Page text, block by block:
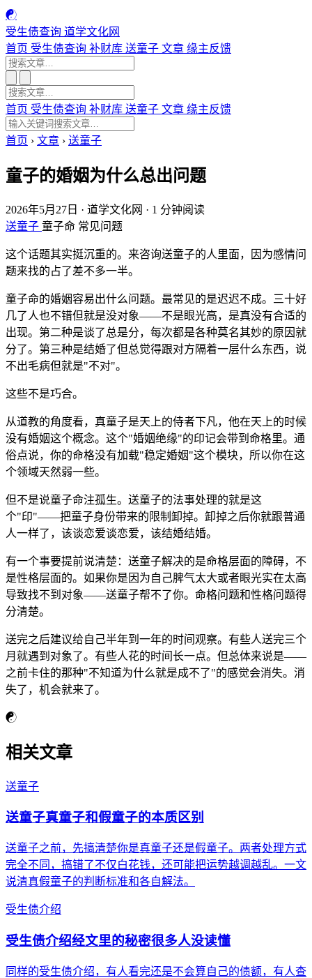
☯
受生债查询 道学文化网
首页 受生债查询 补财库 送童子 文章 缘主反馈
首页 受生债查询 补财库 送童子 文章 缘主反馈
首页 › 文章 › 送童子
童子的婚姻为什么总出问题
2026年5月27日 · 道学文化网 · 1 分钟阅读
送童子 童子命 常见问题
这个话题其实挺沉重的。来咨询送童子的人里面，因为感情问
题来找的占了差不多一半。
童子命的婚姻容易出什么问题。最常见的是迟迟不成。三十好
几了人也不错但就是没对象——不是眼光高，是真没有合适的
出现。第二种是谈了总是分，每次都是各种莫名其妙的原因就
分了。第三种是结婚了但总觉得跟对方隔着一层什么东西，说
不出毛病但就是"不对"。
这些不是巧合。
从道教的角度看，真童子是天上的侍者下凡，他在天上的时候
没有婚姻这个概念。这个"婚姻绝缘"的印记会带到命格里。通
俗点说，你的命格没有加载"稳定婚姻"这个模块，所以你在这
个领域天然弱一些。
但不是说童子命注孤生。送童子的法事处理的就是这
个"印"——把童子身份带来的限制卸掉。卸掉之后你就跟普通
人一样了，该谈恋爱谈恋爱，该结婚结婚。
有一个事要提前说清楚：送童子解决的是命格层面的障碍，不
是性格层面的。如果你是因为自己脾气太大或者眼光实在太高
导致找不到对象——送童子帮不了你。命格问题和性格问题得
分清楚。
送完之后建议给自己半年到一年的时间观察。有些人送完三个
月就遇到对象了。有些人花的时间长一点。但总体来说是——
之前卡住的那种"不知道为什么就是成不了"的感觉会消失。消
失了，机会就来了。
☯
相关文章
送童子
送童子真童子和假童子的本质区别
送童子之前，先搞清楚你是真童子还是假童子。两者处理方式
完全不同，搞错了不仅白花钱，还可能把运势越调越乱。一文
说清真假童子的判断标准和各自解法。
受生债介绍
受生债介绍经文里的秘密很多人没读懂
同样的受生债介绍，有人看完还是不会算自己的债额，有人查